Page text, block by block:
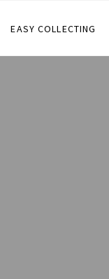
EASY COLLECTING